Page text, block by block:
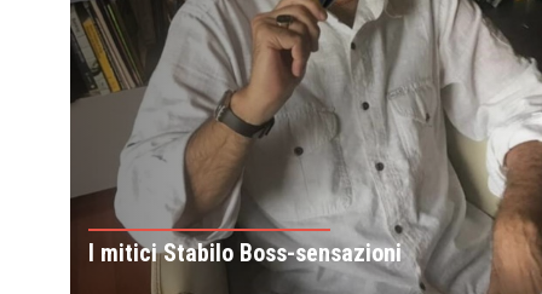
I mitici Stabilo Boss-sensazioni